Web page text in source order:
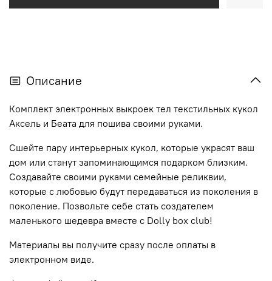
Описание
Комплект электронных выкроек тел текстильных кукол
Аксель и Беата для пошива своими руками.
Сшейте пару интерьерных кукол, которые украсят ваш
дом или станут запоминающимся подарком близким.
Создавайте своими руками семейные реликвии,
которые с любовью будут передаваться из поколения в
поколение. Позвольте себе стать создателем
маленького шедевра вместе с Dolly box club!
Материалы вы получите сразу после оплаты в
электронном виде.